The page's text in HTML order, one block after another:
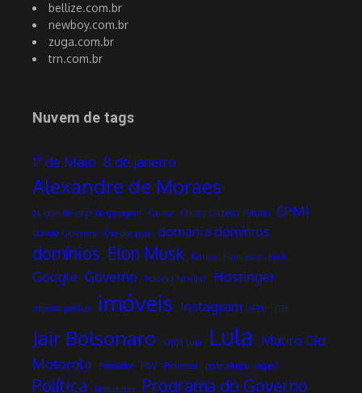
bellize.com.br
newboy.com.br
zuga.com.br
trn.com.br
Nuvem de tags
1º de Maio 8 de janeiro
Alexandre de Moraes
aluguel de vaga de garagem Canva Chiara Corbella Petrillo CPMI
Davide Giovanni Dia dos pais domania domínios
domínios Elon Musk Enrico Francesco Fuck
Google Governo holding familiar Hostinger
Imposto predial imóveis Instagram IPTU ITBI
Jair Bolsonaro Janja Lula Lula Mauro Cid
Motorola
Pensador PGV Pinterest pode alugar vagas?
Política Prefeituras Programa do Governo